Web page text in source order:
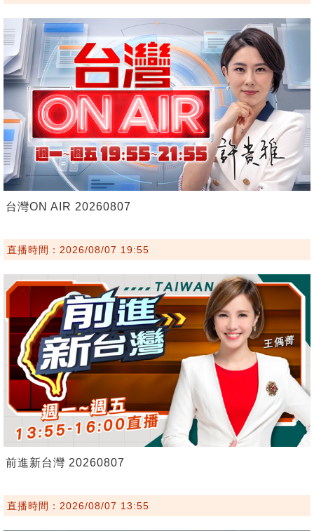
台灣ON AIR 20260807
直播時間：2026/08/07 19:55
前進新台灣 20260807
直播時間：2026/08/07 13:55